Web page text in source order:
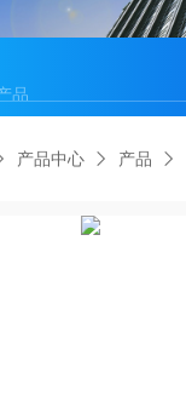
产品中心 产品